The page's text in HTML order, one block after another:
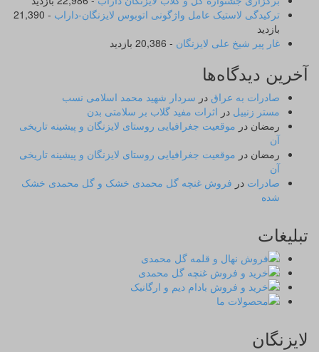
ترکیدگی لاستیک عامل واژگونی اتوبوس لایزنگان-داراب
- 21,390
بازدید
غار پیر شیخ علی لایزنگان - 20,386 بازدید
آخرین دیدگاه‌ها
صادرات به عراق در سردار شهید محمد اسلامی نسب
مستر زنبیل در اثرات مفید گلاب بر سلامتی بدن
رمضان در موقعیت جغرافیایی روستای لایزنگان و پیشینه تاریخی
آن
رمضان در موقعیت جغرافیایی روستای لایزنگان و پیشینه تاریخی
آن
صادرات در فروش غنچه گل محمدی خشک و گل محمدی خشک
شده
تبلیغات
لایزنگان